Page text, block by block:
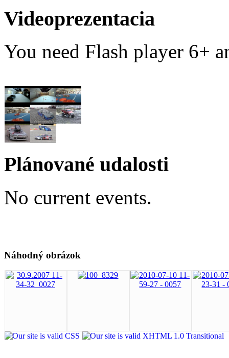
Videoprezentacia
You need Flash player 6+
Plánované udalosti
No current events.
Náhodný obrázok